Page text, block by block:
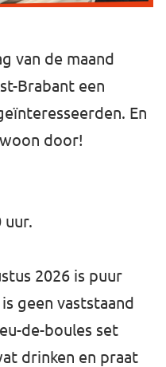
Volt
van de maand
Brabant een
En
door!
uur.
2026 is puur
geen vaststaand
de-boules set
drinken en praat